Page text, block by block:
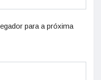
para a próxima